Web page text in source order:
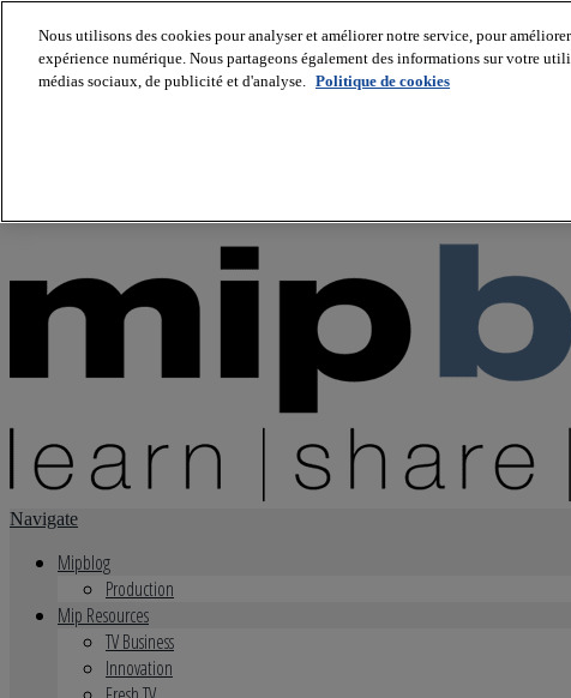
About us
Navigate
Mipblog
Production
Mip Resources
TV Business
Innovation
Nous utilisons des cookies pour analyser et améliorer notre service, pour
expérience numérique. Nous partageons également des informations sur votre
médias sociaux, de publicité et d'analyse. Politique de cookies